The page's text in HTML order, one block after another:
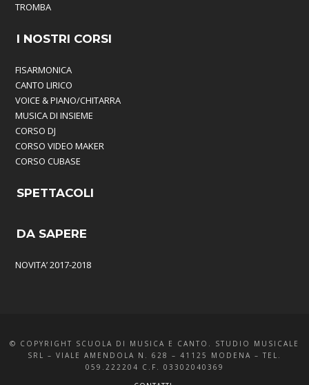
TROMBA
I NOSTRI CORSI
FISARMONICA
CANTO LIRICO
VOICE & PIANO/CHITARRA
MUSICA DI INSIEME
CORSO DJ
CORSO VIDEO MAKER
CORSO CUBASE
SPETTACOLI
DA SAPERE
NOVITA’ 2017-2018
© COPYRIGHT SCUOLA DI MUSICA E CANTO. STUDIO MUSICALE
SRL – VIALE AMENDOLA N. 628 – 41125 MODENA – TEL.
059.222204 C.F. 03302040369